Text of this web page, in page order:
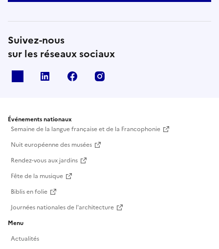
Suivez-nous
sur les réseaux sociaux
Linkedin Facebook
Événements nationaux
Semaine de la langue française et de la Francophonie
Nuit européenne des musées
Rendez-vous aux jardins
Fête de la musique
Biblis en folie
Journées nationales de l'architecture
Menu
Actualités